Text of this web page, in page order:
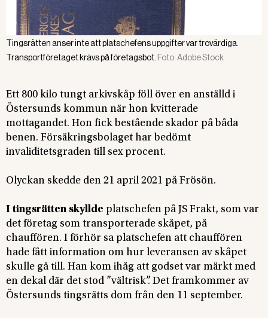
Tingsrätten anser inte att platschefens uppgifter var trovärdiga.
Transportföretaget krävs på företagsbot. Foto:Adobe Stock
Ett 800 kilo tungt arkivskåp föll över en anställd i
Östersunds kommun när hon kvitterade
mottagandet. Hon fick bestående skador på båda
benen. Försäkringsbolaget har bedömt
invaliditetsgraden till sex procent.
Olyckan skedde den 21 april 2021 på Frösön.
I tingsrätten skyllde platschefen på JS Frakt, som var
det företag som transporterade skåpet, på
chauffören. I förhör sa platschefen att chauffören
hade fått information om hur leveransen av skåpet
skulle gå till. Han kom ihåg att godset var märkt med
en dekal där det stod ”vältrisk”. Det framkommer av
Östersunds tingsrätts dom från den 11 september.